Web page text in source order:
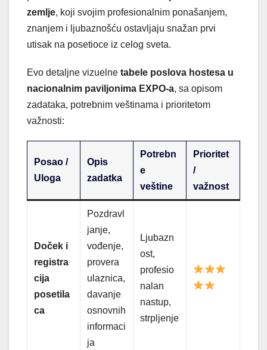
zemlje, koji svojim profesionalnim ponašanjem,
znanjem i ljubaznošću ostavljaju snažan prvi
utisak na posetioce iz celog sveta.
Evo detaljne vizuelne tabele poslova hostesa u
nacionalnim paviljonima EXPO-a, sa opisom
zadataka, potrebnim veštinama i prioritetom
važnosti:
Posao /
Uloga
Opis
zadatka
Potrebn
e
veštine
Prioritet
/
važnost
Doček i
registra
cija
posetila
ca
Pozdravl
janje,
vođenje,
provera
ulaznica,
davanje
osnovnih
informaci
ja
Ljubazn
ost,
profesio
nalan
nastup,
strpljenje